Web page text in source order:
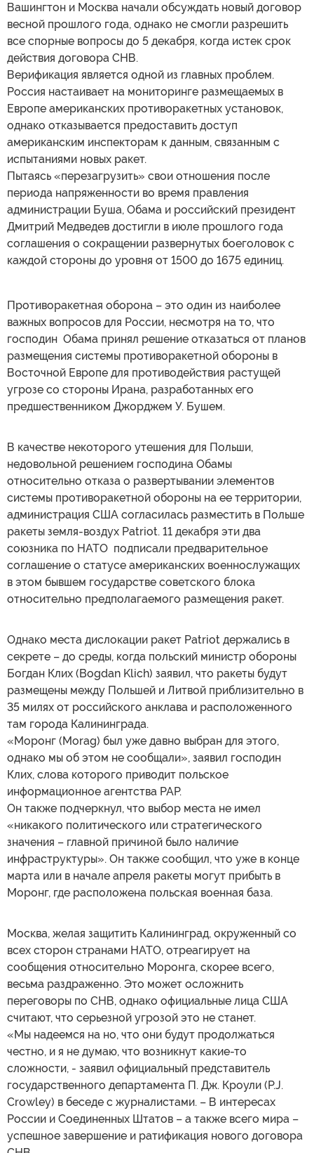
Вашингтон и Москва начали обсуждать новый договор
весной прошлого года, однако не смогли разрешить
все спорные вопросы до 5 декабря, когда истек срок
действия договора СНВ.
Верификация является одной из главных проблем.
Россия настаивает на мониторинге размещаемых в
Европе американских противоракетных установок,
однако отказывается предоставить доступ
американским инспекторам к данным, связанным с
испытаниями новых ракет.
Пытаясь «перезагрузить» свои отношения после
периода напряженности во время правления
администрации Буша, Обама и российский президент
Дмитрий Медведев достигли в июле прошлого года
соглашения о сокращении развернутых боеголовок с
каждой стороны до уровня от 1500 до 1675 единиц.
Противоракетная оборона – это один из наиболее
важных вопросов для России, несмотря на то, что
господин Обама принял решение отказаться от планов
размещения системы противоракетной обороны в
Восточной Европе для противодействия растущей
угрозе со стороны Ирана, разработанных его
предшественником Джорджем У. Бушем.
В качестве некоторого утешения для Польши,
недовольной решением господина Обамы
относительно отказа о развертывании элементов
системы противоракетной обороны на ее территории,
администрация США согласилась разместить в Польше
ракеты земля-воздух Patriot. 11 декабря эти два
союзника по НАТО подписали предварительное
соглашение о статусе американских военнослужащих
в этом бывшем государстве советского блока
относительно предполагаемого размещения ракет.
Однако места дислокации ракет Patriot держались в
секрете – до среды, когда польский министр обороны
Богдан Клих (Bogdan Klich) заявил, что ракеты будут
размещены между Польшей и Литвой приблизительно в
35 милях от российского анклава и расположенного
там города Калининграда.
«Моронг (Morag) был уже давно выбран для этого,
однако мы об этом не сообщали», заявил господин
Клих, слова которого приводит польское
информационное агентства PAP.
Он также подчеркнул, что выбор места не имел
«никакого политического или стратегического
значения – главной причиной было наличие
инфраструктуры». Он также сообщил, что уже в конце
марта или в начале апреля ракеты могут прибыть в
Моронг, где расположена польская военная база.
Москва, желая защитить Калининград, окруженный со
всех сторон странами НАТО, отреагирует на
сообщения относительно Моронга, скорее всего,
весьма раздраженно. Это может осложнить
переговоры по СНВ, однако официальные лица США
считают, что серьезной угрозой это не станет.
«Мы надеемся на но, что они будут продолжаться
честно, и я не думаю, что возникнут какие-то
сложности, - заявил официальный представитель
государственного департамента П. Дж. Кроули (P.J.
Crowley) в беседе с журналистами. – В интересах
России и Соединенных Штатов – а также всего мира –
успешное завершение и ратификация нового договора